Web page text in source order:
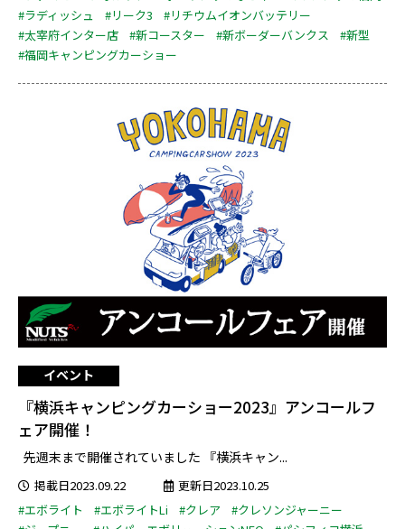
#ラディッシュ
#リーク3
#リチウムイオンバッテリー
#太宰府インター店
#新コースター #新ボーダーバンクス
#新型
#福岡キャンピングカーショー
イベント
『横浜キャンピングカーショー2023』アンコールフ
ェア開催！
先週末まで開催されていました 『横浜キャン...
掲載日2023.09.22
更新日2023.10.25
#エボライト
#エボライトLi #クレア
#クレソンジャーニー